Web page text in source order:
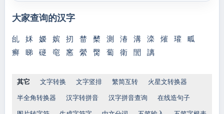
大家查询的汉字
乨 姀 嫒 嫔 扨 榃 櫫 測 湷 溝 滦 熣 瓘
畖
癣
睇 磀 窀 窸 縈 臋 蔔 衛 誾 謧
其它 文字转换 文字竖排 繁简互转 火星文转换器
半全角转换器 汉字转拼音 汉字拼音查询 在线造句子